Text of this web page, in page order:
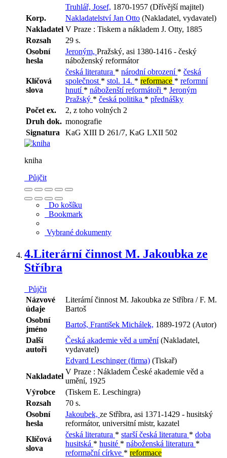
Truhlář, Josef, 1870-1957 (Dřívější majitel)
Korp.
Nakladatelství Jan Otto (Nakladatel, vydavatel)
Nakladatel V Praze : Tiskem a nákladem J. Otty, 1885
Rozsah
29 s.
Osobní
hesla
Jeroným, Pražský, asi 1380-1416 - český
náboženský reformátor
Klíčová
slova
česká literatura * národní obrození * česká
společnost * stol. 14. * reformace * reformní
hnutí * náboženští reformátoři * Jeroným
Pražský * česká politika * přednášky
Počet ex.
2, z toho volných 2
Druh dok. monografie
Signatura
KaG XIII D 261/7, KaG LXII 502
kniha
Půjčit
Do košíku
Bookmark
Vybrané dokumenty
4.Literární činnost M. Jakoubka ze
Stříbra
Půjčit
Názvové
údaje
Literární činnost M. Jakoubka ze Stříbra / F. M.
Bartoš
Osobní
jméno
Bartoš, František Michálek, 1889-1972 (Autor)
Další
autoři
Česká akademie věd a umění(Nakladatel,
vydavatel)
Edvard Leschinger (firma) (Tiskař)
Nakladatel
V Praze : Nákladem České akademie věd a
umění, 1925
Výrobce
(Tiskem E. Leschingra)
Rozsah
70 s.
Osobní
hesla
Jakoubek, ze Stříbra, asi 1371-1429 - husitský
reformátor, universitní mistr, kazatel
Klíčová
slova
česká literatura * starší česká literatura * doba
husitská * husité * náboženská literatura *
reformační církve * reformace